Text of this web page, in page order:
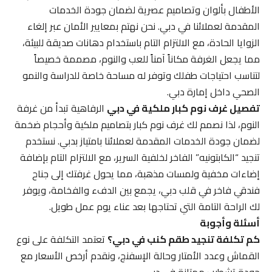
الأطفال بألوان وتصاميم عصرية لضمان جودة الخدمات
المقدمة لعملائنا في دبي. نحن نهتم بمعايير الأمان عبر إلغاء
الزوايا الحادة، مع الالتزام التام باستخدام دهانات صديقة للبيئة،
مما يجعل الغرفة مكاناً آمناً للعب والنوم، مصممة خصيصاً
لتناسب احتياجات طفلك وتوفر له مساحة خاصة للدراسة والنمو
الصحي داخل إمارة دبي.
تفصيل غرف نوم كبار ملكية في دبيالرفاهية تبدأ من غرفة
النوم، لذا نصمم لك غرف نوم كبار بتصاميم ملكية وأحجام ضخمة
لضمان جودة الخدمات المقدمة لعملائنا بامتياز بدبي. نستخدم
تنجيد “الكابتونيه” الفاخر لخلفية السرير، مع الالتزام التام بإضافة
إضاءات مخفية ولمسات مذهبة، مما يحول غرفتك إلى جناح
فندقي فاخر في قلب دبي، يجمع بين الدفء والفخامة، ويوفر
لك الراحة التامة التي تحتاجها بعد عناء يوم عمل طويل.
أسئلة وأجوبة
كم تكلفة تنجيد طقم كنب في دبي؟تعتمد التكلفة على نوع
القماش وعدد الأمتار وحالة الإسفنج، ونقدم أرخص الأسعار مع